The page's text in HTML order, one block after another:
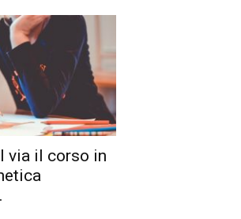
via il corso in